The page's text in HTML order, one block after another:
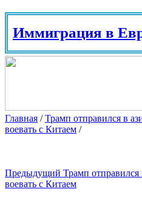
Иммиграция в
Главная /Трамп отправился в
воевать с Китаем /
Предыдущий Трамп отправился
воевать с Китаем